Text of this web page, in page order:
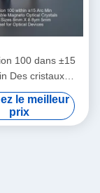
100 dans ±15
Des cristaux
optiques
Tailles
mm X 8 mm X 5
le meilleur
prix